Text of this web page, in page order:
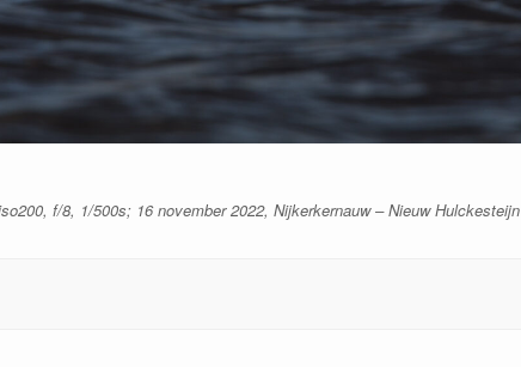
f/8, 1/500s; 16 november 2022, Nijkerkernauw – Nieuw Hulckesteijn